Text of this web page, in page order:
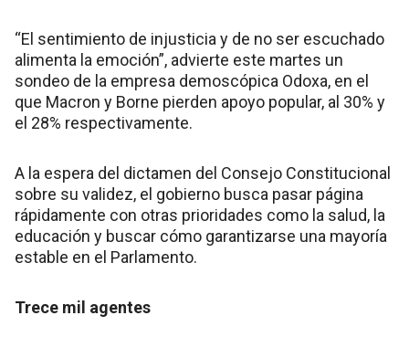
“El sentimiento de injusticia y de no ser escuchado
alimenta la emoción”, advierte este martes un
sondeo de la empresa demoscópica Odoxa, en el
que Macron y Borne pierden apoyo popular, al 30% y
el 28% respectivamente.
A la espera del dictamen del Consejo Constitucional
sobre su validez, el gobierno busca pasar página
rápidamente con otras prioridades como la salud, la
educación y buscar cómo garantizarse una mayoría
estable en el Parlamento.
Trece mil agentes